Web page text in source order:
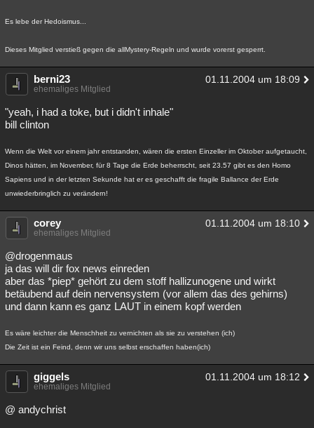
Es lebe der Hedoismus...
Dieses Mitglied verstieß gegen die allMystery-Regeln und wurde vorerst gesperrt.
berni23 01.11.2004 um 18:09
ehemaliges Mitglied
"yeah, i had a toke, but i didn't inhale"
bill clinton
Wenn die Welt vor einem jahr entstanden, wären die ersten Einzeller im Oktober aufgetaucht,
Dinos hätten, im November, für 8 Tage die Erde beherrscht, seit 23.57 gibt es den Homo
Sapiens und in der letzten Sekunde hat er es geschafft die fragile Ballance der Erde
unwiederbringlich zu verändern!
corey 01.11.2004 um 18:10
ehemaliges Mitglied
@drogenmaus
ja das will dir fox news einreden
aber das *piep* gehört zu dem stoff hallizunogene und wirkt
betäubend auf dein nervensystem (vor allem das des gehirns)
und dann kann es ganz LAUT in einem kopf werden
Es wäre leichter die Menschheit zu vernichten als sie zu verstehen (ich)
Die Zeit ist ein Feind, denn wir uns selbst erschaffen haben(ich)
giggels 01.11.2004 um 18:12
ehemaliges Mitglied
@ andychrist